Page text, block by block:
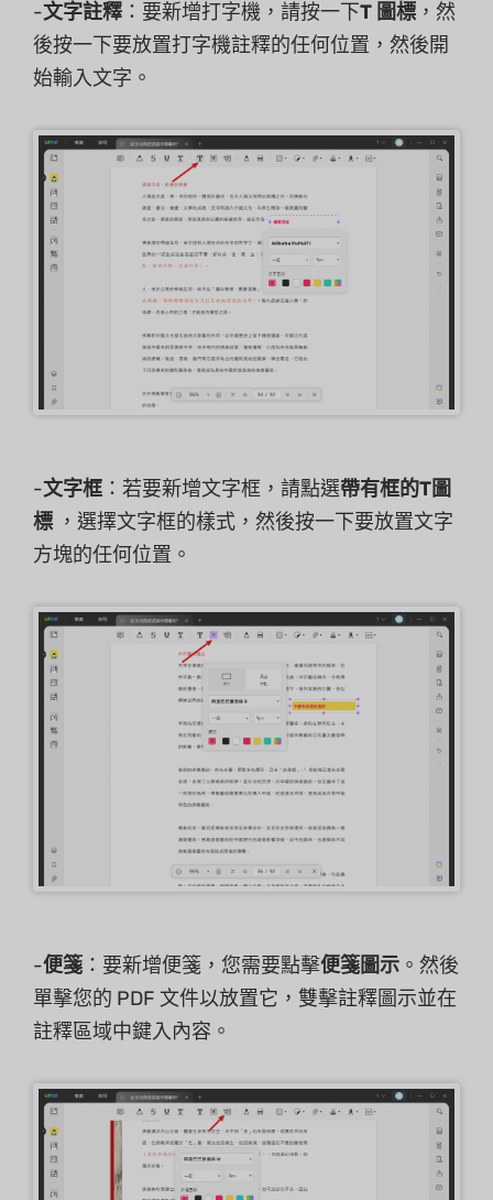
-文字註釋 ：要新增打字機，請按一下T 圖標 ，然
後按一下要放置打字機註釋的任何位置，然後開
始輸入文字。
-文字框 ：若要新增文字框，請點選帶有框的T圖
標 ，選擇文字框的樣式，然後按一下要放置文字
方塊的任何位置。
-便箋 ：要新增便箋，您需要點擊便箋圖示 。然後
單擊您的 PDF 文件以放置它，雙擊註釋圖示並在
註釋區域中鍵入內容。